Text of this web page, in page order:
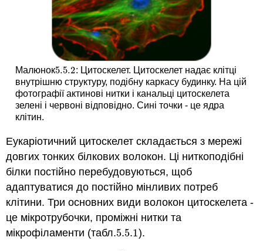
Малюнок5.5.2
5.5.2: Цитоскелет. Цитоскелет надає клітці
внутрішню структуру, подібну каркасу будинку. На цій
фотографії актинові нитки і канальці цитоскелета
зелені і червоні відповідно. Сині точки - це ядра
клітин.
Еукаріотичний цитоскелет складається з мережі
довгих тонких білкових волокон. Ці ниткоподібні
білки постійно перебудовуються, щоб
адаптуватися до постійно мінливих потреб
клітини. Три основних види волокон цитоскелета -
це мікротрубочки, проміжні нитки та
мікрофіламенти (табл.5.5.1
5.5.1).